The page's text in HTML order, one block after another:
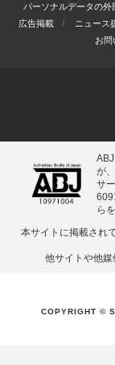
パーソナルデータの外
広告掲載
ニュース
お問
が
サ
ら
本サイトに掲載され
他サイトや他媒
COPYRIGHT ©